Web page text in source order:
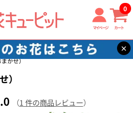
マイページ カート
0
×
がお届け！観葉植物
【お花屋さんがお届
かせ）
）
（1 件の商品レビュー）